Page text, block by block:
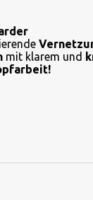
mit klarem und